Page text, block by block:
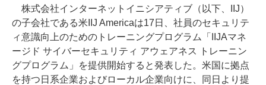
株式会社インターネットイニシアティブ（以下、IIJ）
の子会社である米IIJ Americaは17日、社員のセキュリテ
ィ意識向上のためのトレーニングプログラム「IIJAマネ
ージド サイバーセキュリティ アウェアネス トレーニン
グプログラム」を提供開始すると発表した。米国に拠点
を持つ日系企業およびローカル企業向けに、同日より提